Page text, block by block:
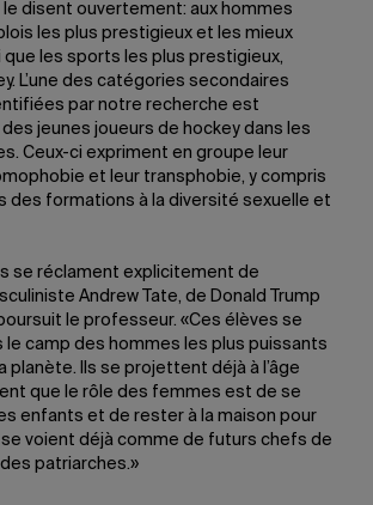
le disent ouvertement: aux hommes
les plus prestigieux et les mieux
que les sports les plus prestigieux,
L’une des catégories secondaires
par notre recherche est
jeunes joueurs de hockey dans les
Ceux-ci expriment en groupe leur
et leur transphobie, y compris
des formations à la diversité sexuelle et
se réclament explicitement de
Andrew Tate, de Donald Trump
le professeur. «Ces élèves se
le camp des hommes les plus puissants
planète. Ils se projettent déjà à l’âge
que le rôle des femmes est de se
enfants et de rester à la maison pour
se voient déjà comme de futurs chefs de
patriarches.»